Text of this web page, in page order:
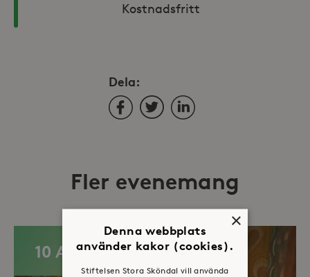
Kostnadsfritt
Dela:
FacebookTwitterLinkedIn
Fler evenemang
10 AUG
×
Denna webbplats
använder kakor (cookies).
Stiftelsen Stora Sköndal vill använda